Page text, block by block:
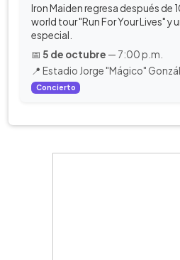
Iron Maiden regresa después de
world tour "Run For Your Lives" y
especial.
📅 5 de octubre — 7:00 p.m.
📍 Estadio Jorge "Mágico"
Concierto